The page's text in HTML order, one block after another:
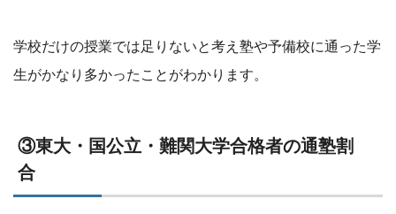
学校だけの授業では足りないと考え塾や予備校に通った学
生がかなり多かったことがわかります。
③東大・国公立・難関大学合格者の通塾割
合